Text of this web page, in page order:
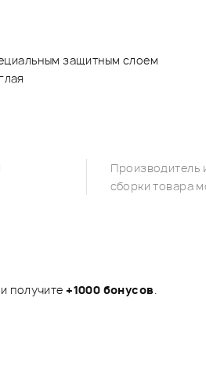
защитным слоем
Производитель
сборки товара
получите+1000 бонусов.